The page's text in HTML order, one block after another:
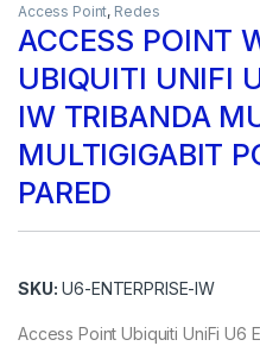
Access Point, Redes
ACCESS POINT
UBIQUITI UNIFI
IW TRIBANDA
MULTIGIGABIT
PARED
SKU: U6-ENTERPRISE-IW
Access Point Ubiquiti UniFi U6